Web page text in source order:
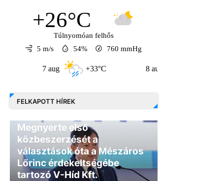
+26°C
Túlnyomóan felhős
5 m/s
54% 760 mmHg
+33°C
FELKAPOTT HÍREK
Megnyerte első
közbeszerzését a
választások óta a Mészáros
Lőrinc érdekeltségébe
tartozó V-Híd Kft.